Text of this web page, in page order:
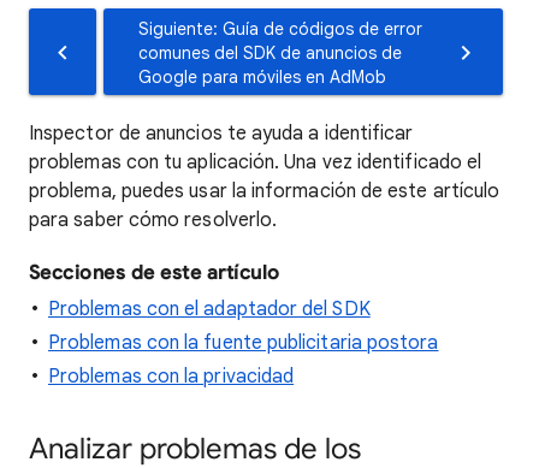
Siguiente: Guía de códigos de error
comunes del SDK de anuncios de
Google para móviles en AdMob
Inspector de anuncios te ayuda a identificar
problemas con tu aplicación. Una vez identificado el
problema, puedes usar la información de este artículo
para saber cómo resolverlo.
Secciones de este artículo
Problemas con el adaptador del SDK
Problemas con la fuente publicitaria postora
Problemas con la privacidad
Analizar problemas de los